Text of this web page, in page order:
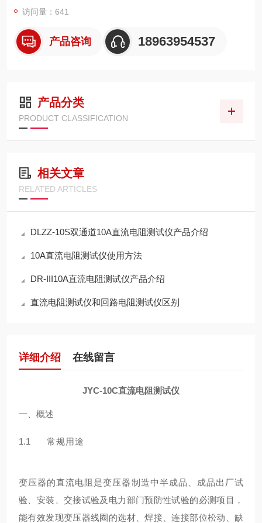
访问量：641
产品咨询 18963954537
产品分类
PRODUCT CLASSIFICATION
相关文章
RELATED ARTICLES
DLZZ-10S双通道10A直流电阻测试仪产品介绍
10A直流电阻测试仪使用方法
DR-III10A直流电阻测试仪产品介绍
直流电阻测试仪和回路电阻测试仪区别
详细介绍 在线留言
JYC-10C直流电阻测试仪
一、概述
1.1 常规⽤途
变压器的直流电阻是变压器制造中半成品、成品出⼚试
验、安装、交接试验及电⼒部⻔预防性试验的必测项⽬，
能有效发现变压器线圈的选材、焊接、连接部位松动、缺